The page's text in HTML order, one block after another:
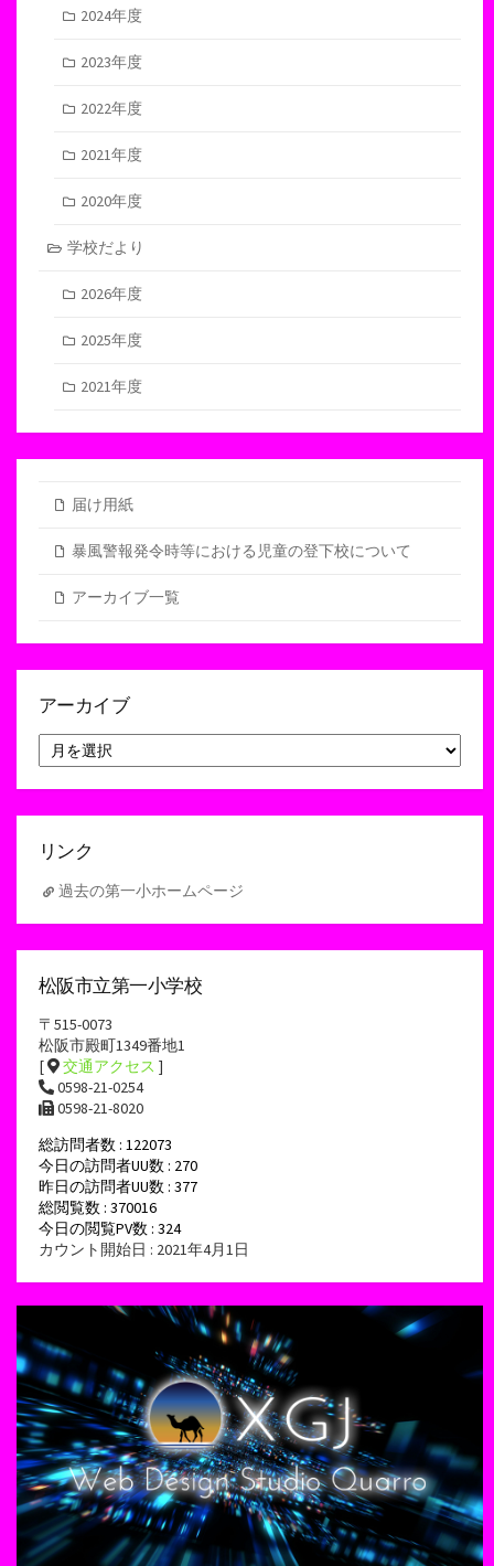
2024年度
2023年度
2022年度
2021年度
2020年度
学校だより
2026年度
2025年度
2021年度
届け用紙
暴風警報発令時等における児童の登下校について
アーカイブ一覧
アーカイブ
ー
カ
リンク
過去の第一小ホームページ
松阪市立第一小学校
〒515-0073
松阪市殿町1349番地1
[
交通アクセス ]
0598-21-0254
0598-21-8020
総訪問者数 : 122073
今日の訪問者UU数 : 270
昨日の訪問者UU数 : 377
総閲覧数 : 370016
今日の閲覧PV数 : 324
カウント開始日 : 2021年4月1日